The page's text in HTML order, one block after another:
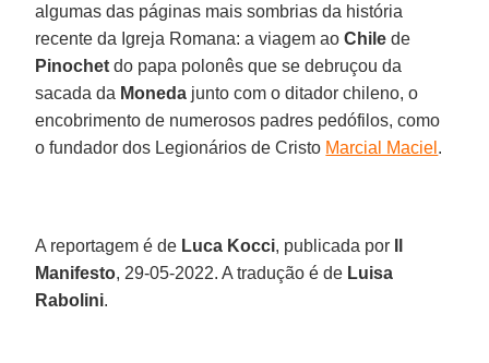
algumas das páginas mais sombrias da história
recente da Igreja Romana: a viagem aoChile de
Pinochet do papa polonês que se debruçou da
sacada da Moneda junto com o ditador chileno, o
encobrimento de numerosos padres pedófilos, como
o fundador dos Legionários de Cristo Marcial Maciel .
A reportagem é de Luca Kocci, publicada por
Manifesto, 29-05-2022. A tradução é de Luisa
Rabolini.